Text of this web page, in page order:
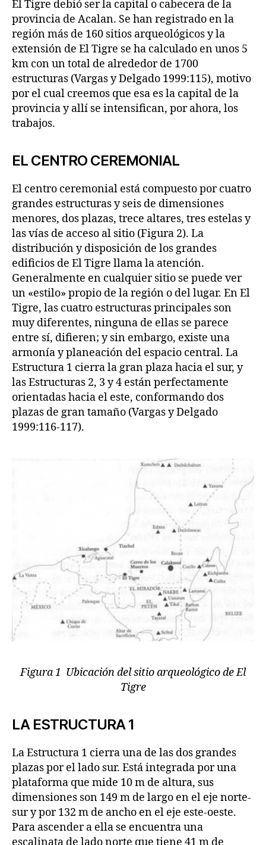
El Tigre debió ser la capital o cabecera de la
provincia de Acalan. Se han registrado en la
región más de 160 sitios arqueológicos y la
extensión de El Tigre se ha calculado en unos 5
km con un total de alrededor de 1700
estructuras (Vargas y Delgado 1999:115), motivo
por el cual creemos que esa es la capital de la
provincia y allí se intensifican, por ahora, los
trabajos.
EL CENTRO CEREMONIAL
El centro ceremonial está compuesto por cuatro
grandes estructuras y seis de dimensiones
menores, dos plazas, trece altares, tres estelas y
las vías de acceso al sitio (Figura 2). La
distribución y disposición de los grandes
edificios de El Tigre llama la atención.
Generalmente en cualquier sitio se puede ver
un «estilo» propio de la región o del lugar. En El
Tigre, las cuatro estructuras principales son
muy diferentes, ninguna de ellas se parece
entre sí, difieren; y sin embargo, existe una
armonía y planeación del espacio central. La
Estructura 1 cierra la gran plaza hacia el sur, y
las Estructuras 2, 3 y 4 están perfectamente
orientadas hacia el este, conformando dos
plazas de gran tamaño (Vargas y Delgado
1999:116-117).
Figura 1 Ubicación del sitio arqueológico de El
Tigre
LA ESTRUCTURA 1
La Estructura 1 cierra una de las dos grandes
plazas por el lado sur. Está integrada por una
plataforma que mide 10 m de altura, sus
dimensiones son 149 m de largo en el eje norte-
sur y por 132 m de ancho en el eje este-oeste.
Para ascender a ella se encuentra una
escalinata de lado norte que tiene 41 m de